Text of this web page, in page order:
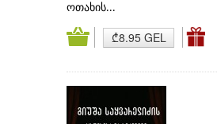
ოთახის...
₾8.95 GEL